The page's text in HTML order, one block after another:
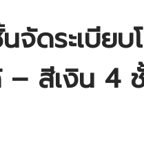
ดระเบียบ
– สีเงิน 4